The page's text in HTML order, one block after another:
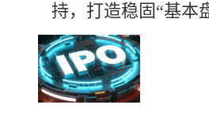
持，打造稳固“基本